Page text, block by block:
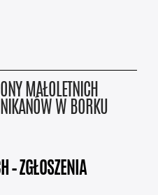
MAŁOLETNICH
W BORKU
– ZGŁOSZENIA